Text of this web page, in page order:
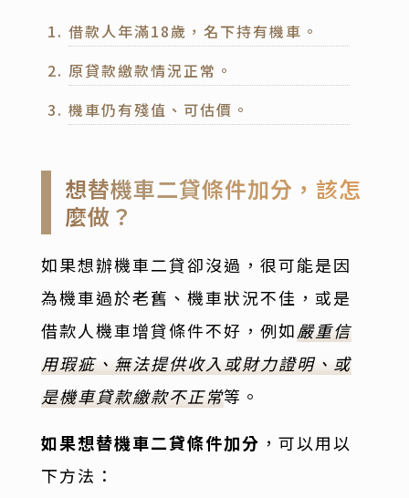
借款人年滿18歲，名下持有機車。
原貸款繳款情況正常。
機車仍有殘值、可估價。
想替機車二貸條件加分，該怎
麼做？
如果想辦機車二貸卻沒過，很可能是因
為機車過於老舊、機車狀況不佳，或是
借款人機車增貸條件不好，例如嚴重信
用瑕疵、無法提供收入或財力證明、或
是機車貸款繳款不正常等。
如果想替機車二貸條件加分 ，可以用以
下方法：